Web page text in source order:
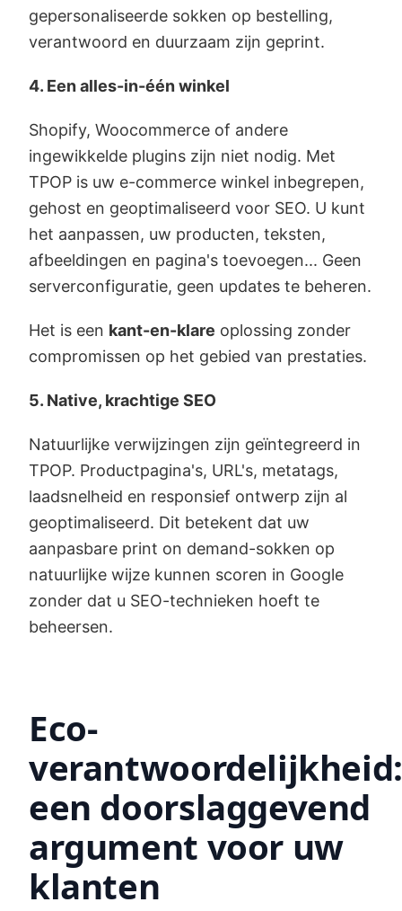
gepersonaliseerde sokken op bestelling,
verantwoord en duurzaam zijn geprint.
4. Een alles-in-één winkel
Shopify, Woocommerce of andere
ingewikkelde plugins zijn niet nodig. Met
TPOP is uw e-commerce winkel inbegrepen,
gehost en geoptimaliseerd voor SEO. U kunt
het aanpassen, uw producten, teksten,
afbeeldingen en pagina's toevoegen... Geen
serverconfiguratie, geen updates te beheren.
Het is een kant-en-klare oplossing zonder
compromissen op het gebied van prestaties.
5. Native, krachtige SEO
Natuurlijke verwijzingen zijn geïntegreerd in
TPOP. Productpagina's, URL's, metatags,
laadsnelheid en responsief ontwerp zijn al
geoptimaliseerd. Dit betekent dat uw
aanpasbare print on demand-sokken op
natuurlijke wijze kunnen scoren in Google
zonder dat u SEO-technieken hoeft te
beheersen.
Eco-
verantwoordelijkheid:
een doorslaggevend
argument voor uw
klanten